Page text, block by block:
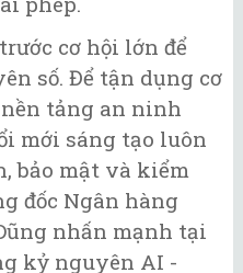
cơ hội lớn để
số. Để tận dụng cơ
tảng an ninh
mới sáng tạo luôn
bảo mật và kiểm
đốc Ngân hàng
nhấn mạnh tại
kỷ nguyên AI -